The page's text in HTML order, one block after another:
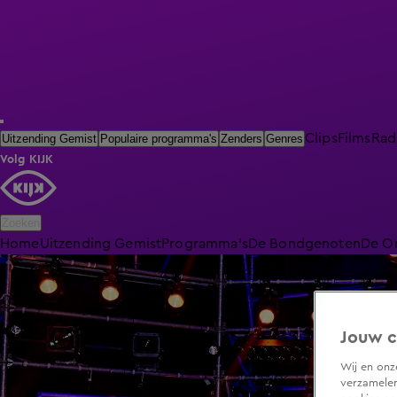
Uitzending Gemist Populaire programma's Zenders Genres ClipsFilms
Volg KIJK
HomeUitzending GemistProgramma'sDe BondgenotenDe
Jouw
Wij en